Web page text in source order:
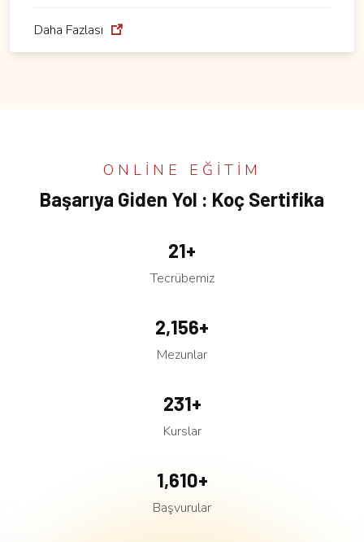
Daha Fazlası
ONLINE EĞITIM
Başarıya Giden Yol : Koç Sertifika
30+
Tecrübemiz
3,080+
Mezunlar
330+
Kurslar
2,300+
Başvurular